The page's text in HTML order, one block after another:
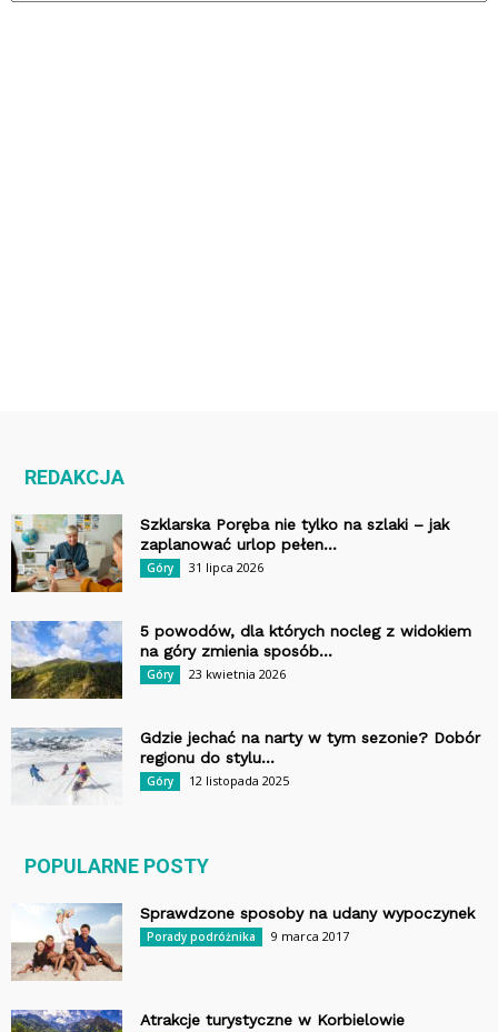
REDAKCJA
Szklarska Poręba nie tylko na szlaki – jak
zaplanować urlop pełen...
Góry 31 lipca 2026
5 powodów, dla których nocleg z widokiem
na góry zmienia sposób...
Góry 23 kwietnia 2026
Gdzie jechać na narty w tym sezonie? Dobór
regionu do stylu...
Góry 12 listopada 2025
POPULARNE POSTY
Sprawdzone sposoby na udany wypoczynek
Porady podróżnika 9 marca 2017
Atrakcje turystyczne w Korbielowie